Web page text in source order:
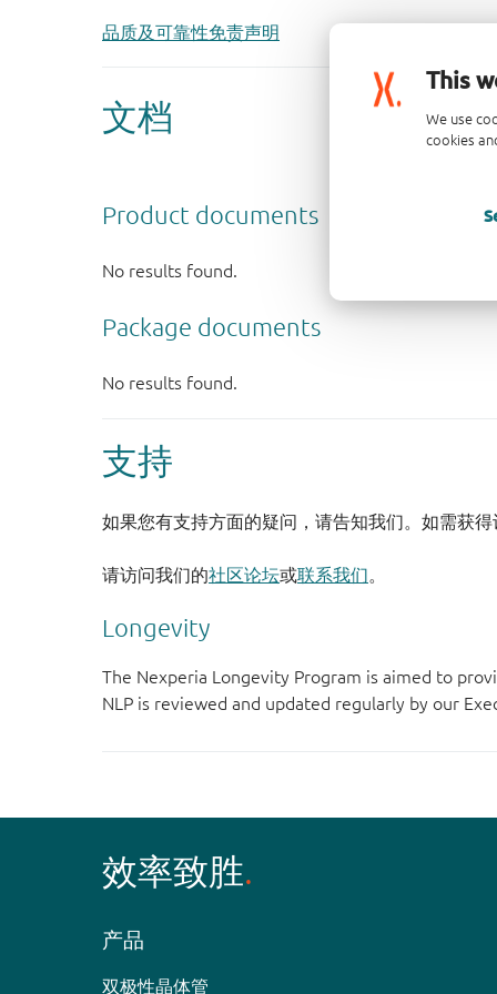
This
We use
cookies
品质及可靠性免责声明
支持
如果您有支持方面的疑问，请告知我们。如需获
请访问我们的社区论坛或联系我们。
Longevity
The Nexperia Longevity Program is aimed to
NLP is reviewed and updated regularly by our
效率致胜
产品
双极性晶体管